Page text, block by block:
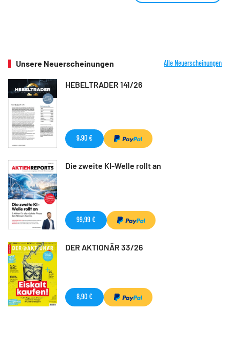
Unsere Neuerscheinungen Alle Neuerscheinungen
HEBELTRADER 141/26
9,90 €
Die zweite KI-Welle rollt an
99,99 €
DER AKTIONÄR 33/26
8,90 €